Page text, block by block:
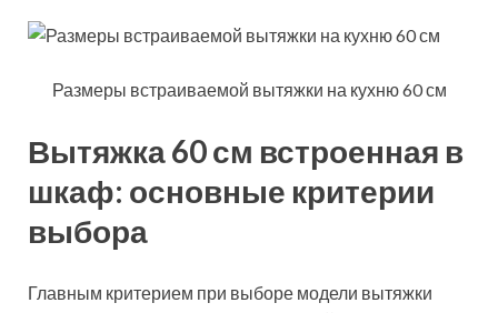
Размеры встраиваемой вытяжки на кухню 60 см
Вытяжка 60 см встроенная в
шкаф: основные критерии
выбора
Главным критерием при выборе модели вытяжки